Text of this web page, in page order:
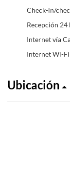
Check-in/
Recepción 24
Internet vía
Internet Wi-Fi
Ubicación